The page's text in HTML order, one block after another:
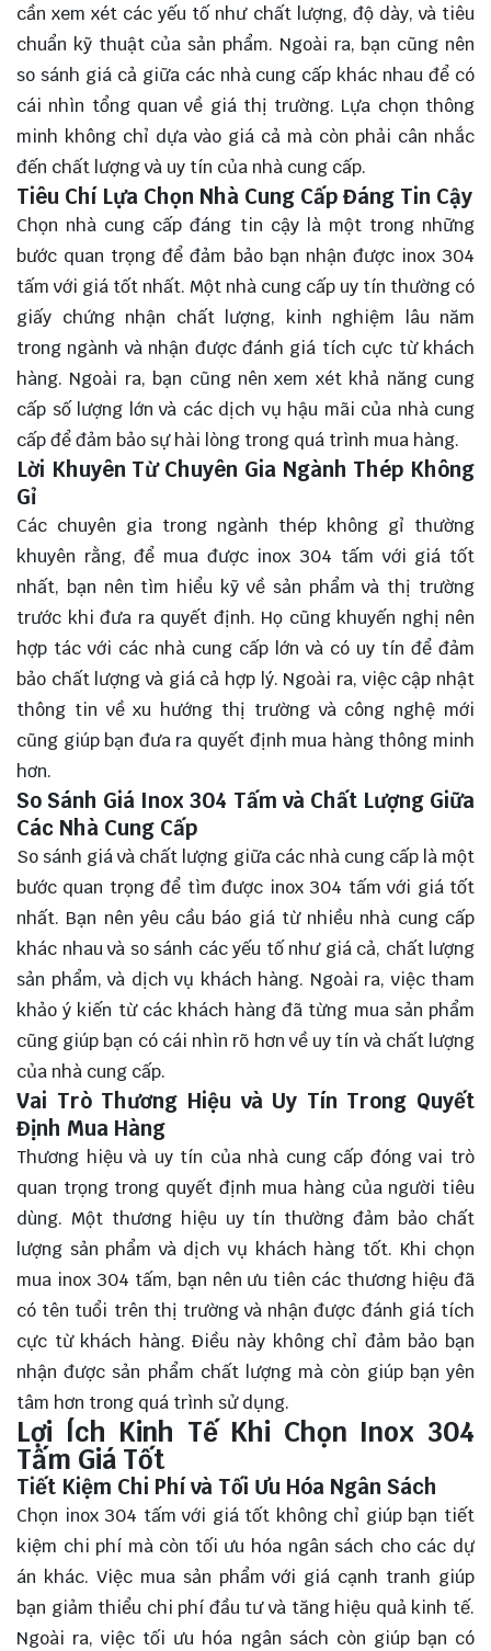
cần xem xét các yếu tố như chất lượng, độ dày, và tiêu
chuẩn kỹ thuật của sản phẩm. Ngoài ra, bạn cũng nên
so sánh giá cả giữa các nhà cung cấp khác nhau để có
cái nhìn tổng quan về giá thị trường. Lựa chọn thông
minh không chỉ dựa vào giá cả mà còn phải cân nhắc
đến chất lượng và uy tín của nhà cung cấp.
Tiêu Chí Lựa Chọn Nhà Cung Cấp Đáng Tin Cậy
Chọn nhà cung cấp đáng tin cậy là một trong những
bước quan trọng để đảm bảo bạn nhận được inox 304
tấm với giá tốt nhất. Một nhà cung cấp uy tín thường có
giấy chứng nhận chất lượng, kinh nghiệm lâu năm
trong ngành và nhận được đánh giá tích cực từ khách
hàng. Ngoài ra, bạn cũng nên xem xét khả năng cung
cấp số lượng lớn và các dịch vụ hậu mãi của nhà cung
cấp để đảm bảo sự hài lòng trong quá trình mua hàng.
Lời Khuyên Từ Chuyên Gia Ngành Thép Không
Gỉ
Các chuyên gia trong ngành thép không gỉ thường
khuyên rằng, để mua được inox 304 tấm với giá tốt
nhất, bạn nên tìm hiểu kỹ về sản phẩm và thị trường
trước khi đưa ra quyết định. Họ cũng khuyến nghị nên
hợp tác với các nhà cung cấp lớn và có uy tín để đảm
bảo chất lượng và giá cả hợp lý. Ngoài ra, việc cập nhật
thông tin về xu hướng thị trường và công nghệ mới
cũng giúp bạn đưa ra quyết định mua hàng thông minh
hơn.
So Sánh Giá Inox 304 Tấm và Chất Lượng Giữa
Các Nhà Cung Cấp
So sánh giá và chất lượng giữa các nhà cung cấp là một
bước quan trọng để tìm được inox 304 tấm với giá tốt
nhất. Bạn nên yêu cầu báo giá từ nhiều nhà cung cấp
khác nhau và so sánh các yếu tố như giá cả, chất lượng
sản phẩm, và dịch vụ khách hàng. Ngoài ra, việc tham
khảo ý kiến từ các khách hàng đã từng mua sản phẩm
cũng giúp bạn có cái nhìn rõ hơn về uy tín và chất lượng
của nhà cung cấp.
Vai Trò Thương Hiệu và Uy Tín Trong Quyết
Định Mua Hàng
Thương hiệu và uy tín của nhà cung cấp đóng vai trò
quan trọng trong quyết định mua hàng của người tiêu
dùng. Một thương hiệu uy tín thường đảm bảo chất
lượng sản phẩm và dịch vụ khách hàng tốt. Khi chọn
mua inox 304 tấm, bạn nên ưu tiên các thương hiệu đã
có tên tuổi trên thị trường và nhận được đánh giá tích
cực từ khách hàng. Điều này không chỉ đảm bảo bạn
nhận được sản phẩm chất lượng mà còn giúp bạn yên
tâm hơn trong quá trình sử dụng.
Lợi Ích Kinh Tế Khi Chọn Inox 304
Tấm Giá Tốt
Tiết Kiệm Chi Phí và Tối Ưu Hóa Ngân Sách
Chọn inox 304 tấm với giá tốt không chỉ giúp bạn tiết
kiệm chi phí mà còn tối ưu hóa ngân sách cho các dự
án khác. Việc mua sản phẩm với giá cạnh tranh giúp
bạn giảm thiểu chi phí đầu tư và tăng hiệu quả kinh tế.
Ngoài ra, việc tối ưu hóa ngân sách còn giúp bạn có